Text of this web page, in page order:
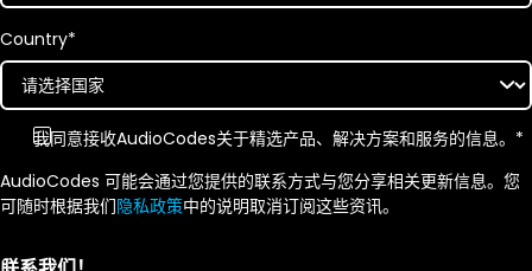
Country*
我同意接收AudioCodes关于精选产品、解决方案和服务的信息。 *
AudioCodes 可能会通过您提供的联系方式与您分享相关更新信息。您
可随时根据我们隐私政策中的说明取消订阅这些资讯。